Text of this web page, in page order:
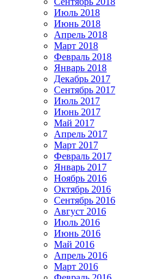
Июль 2018
Июнь 2018
Апрель 2018
Март 2018
Февраль 2018
Январь 2018
Декабрь 2017
Сентябрь 2017
Июль 2017
Июнь 2017
Май 2017
Апрель 2017
Март 2017
Февраль 2017
Январь 2017
Ноябрь 2016
Октябрь 2016
Сентябрь 2016
Август 2016
Июль 2016
Июнь 2016
Май 2016
Апрель 2016
Март 2016